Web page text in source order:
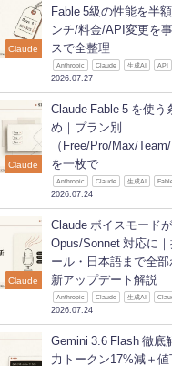
Claude
Fable 5級の性能を半
ンチ/料金/API変更を
スで全整理
Anthropic Claude 生成AI API
2026.07.27
Claude
Claude Fable 5 を使う
め｜プラン別
（Free/Pro/Max/
を一枚で
Anthropic Claude 生成AI
2026.07.24
Claude
Claude ボイスモードが
Opus/Sonnet 対応に｜
ール・日本語まで全
新アップデート解説
Anthropic Claude 生成AI
2026.07.24
Gemini 3.6 Flash 徹底
力トークン17%減＋値